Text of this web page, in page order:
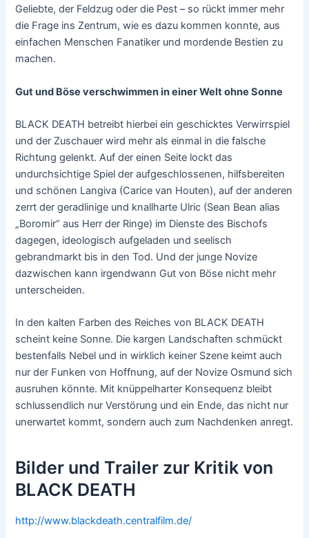
Geliebte, der Feldzug oder die Pest – so rückt immer mehr
die Frage ins Zentrum, wie es dazu kommen konnte, aus
einfachen Menschen Fanatiker und mordende Bestien zu
machen.
Gut und Böse verschwimmen in einer Welt ohne Sonne
BLACK DEATH betreibt hierbei ein geschicktes Verwirrspiel
und der Zuschauer wird mehr als einmal in die falsche
Richtung gelenkt. Auf der einen Seite lockt das
undurchsichtige Spiel der aufgeschlossenen, hilfsbereiten
und schönen Langiva (Carice van Houten), auf der anderen
zerrt der geradlinige und knallharte Ulric (Sean Bean alias
„Boromir“ aus Herr der Ringe) im Dienste des Bischofs
dagegen, ideologisch aufgeladen und seelisch
gebrandmarkt bis in den Tod. Und der junge Novize
dazwischen kann irgendwann Gut von Böse nicht mehr
unterscheiden.
In den kalten Farben des Reiches von BLACK DEATH
scheint keine Sonne. Die kargen Landschaften schmückt
bestenfalls Nebel und in wirklich keiner Szene keimt auch
nur der Funken von Hoffnung, auf der Novize Osmund sich
ausruhen könnte. Mit knüppelharter Konsequenz bleibt
schlussendlich nur Verstörung und ein Ende, das nicht nur
unerwartet kommt, sondern auch zum Nachdenken anregt.
Bilder und Trailer zur Kritik von
BLACK DEATH
http://www.blackdeath.centralfilm.de/